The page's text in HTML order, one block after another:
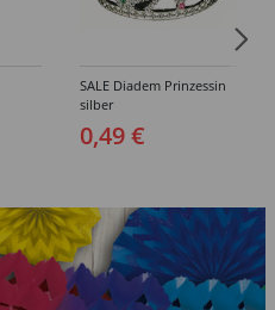
SALE Diadem Prinzessin
silber
0,49 €